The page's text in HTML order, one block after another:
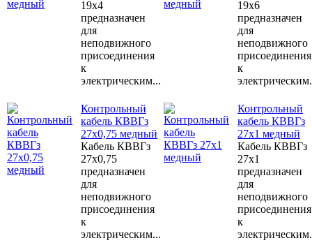
19х4
предназначен
для
неподвижного
присоединения
к
электрическим...
19х6
предназначен
для
неподвижного
присоединения
к
Контрольный
кабель КВВГз
27х0,75 медный
Кабель КВВГз
27х0,75
предназначен
для
неподвижного
присоединения
к
электрическим...
Контрольный
кабель КВВГз
27х1 медный
Кабель КВВГз
27х1
предназначен
для
неподвижного
присоединения
к